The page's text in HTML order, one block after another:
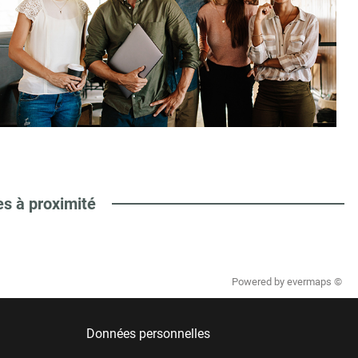
à proximité
Powered by evermaps ©
Données personnelles